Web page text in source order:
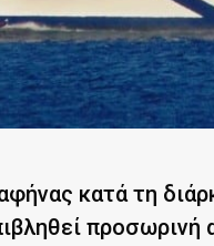
κατά τη
προσωρινή